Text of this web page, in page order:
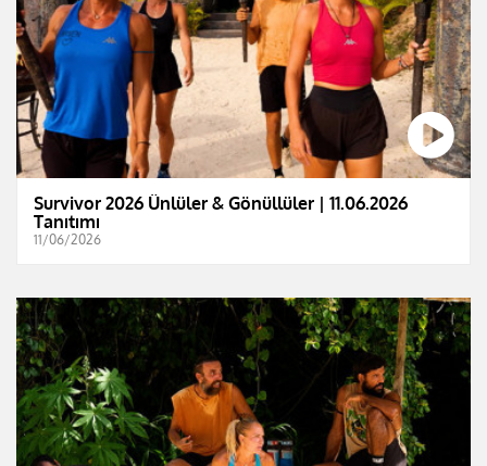
Survivor 2026 Ünlüler & Gönüllüler | 11.06.2026
Tanıtımı
11/06/2026